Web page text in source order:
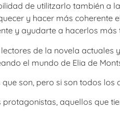
de utilitzarlo también a
y hacer más coherente
y ayudarte a hacerlos más
de la novela actuales
el mundo de Elia de
son, pero si son todos los
aquellos que